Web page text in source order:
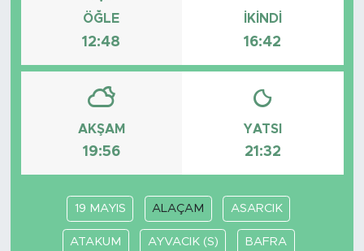
ÖĞLE
12:48
İKINDI
16:42
AKŞAM
19:56
YATSI
21:32
19 MAYIS ALAÇAM ASARCIK
ATAKUM AYVACIK (S) BAFRA